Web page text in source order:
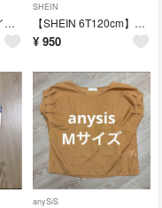
【axes femme Fサイズ】アクシーズファム半袖トップスレースリボン水色
SHEIN
【SHEIN 6T120cm】女の子ハロウィン仮装ワンピース紫ブラック新品未使用
¥ 950
anySiS